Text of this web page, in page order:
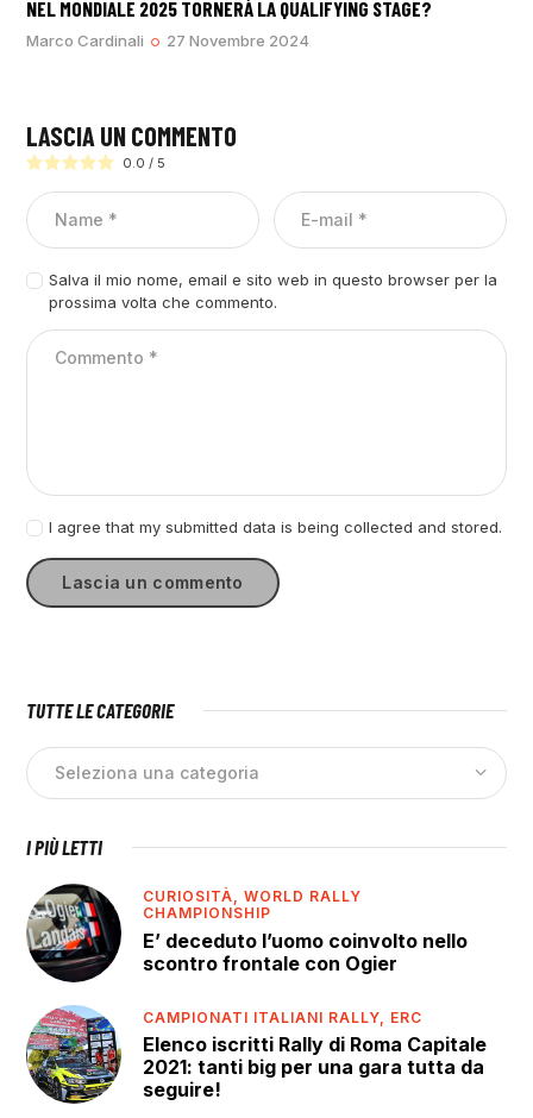
NEL MONDIALE 2025 TORNERÀ LA QUALIFYING STAGE?
Marco Cardinali 27 Novembre 2024
LASCIA UN COMMENTO
0.0 / 5
Salva il mio nome, email e sito web in questo browser per la
prossima volta che commento.
I agree that my submitted data is being collected and stored.
TUTTE LE CATEGORIE
I PIÙ LETTI
CURIOSITÀ,WORLD RALLY
CHAMPIONSHIP
E’ deceduto l’uomo coinvolto nello
scontro frontale con Ogier
CAMPIONATI ITALIANI RALLY, ERC
Elenco iscritti Rally di Roma Capitale
2021: tanti big per una gara tutta da
seguire!